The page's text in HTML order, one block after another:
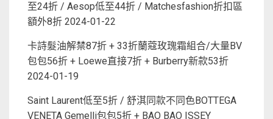
至24折 / Aesop低至44折 / Matchesfashion折扣區
額外8折 2024-01-22
卡詩髮油解禁87折 + 33折蘭蔻玫瑰霜組合/大量BV
包包56折 + Loewe直接7折 + Burberry新款53折
2024-01-19
Saint Laurent低至5折 / 舒淇同款不同色BOTTEGA
VENETA Gemelli包包5折 + BAO BAO ISSEY